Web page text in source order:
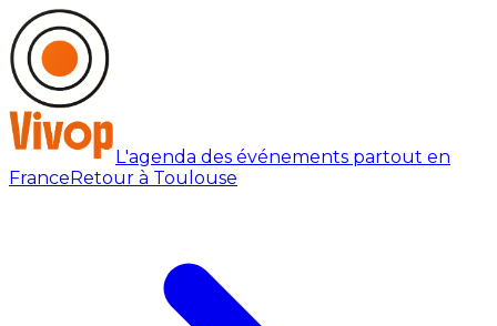
L'agenda des événements partout en
FranceRetour à Toulouse